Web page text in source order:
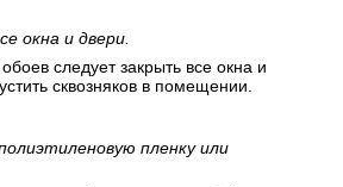
окна и двери.
следует закрыть все окна и
сквозняков в помещении.
пленку или